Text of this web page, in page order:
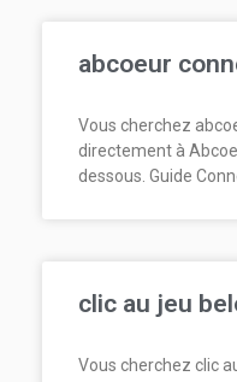
abcoeur
Vous cherchez
directement à
dessous. Guide
clic au jeu
Vous cherchez clic